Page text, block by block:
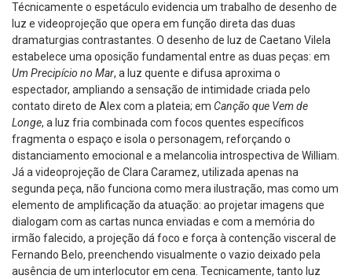
Técnicamente o espetáculo evidencia um trabalho de desenho de
luz e videoprojeção que opera em função direta das duas
dramaturgias contrastantes. O desenho de luz de Caetano Vilela
estabelece uma oposição fundamental entre as duas peças: em
Um Precipício no Mar, a luz quente e difusa aproxima o
espectador, ampliando a sensação de intimidade criada pelo
contato direto de Alex com a plateia; em Canção que Vem de
Longe, a luz fria combinada com focos quentes específicos
fragmenta o espaço e isola o personagem, reforçando o
distanciamento emocional e a melancolia introspectiva de William.
Já a videoprojeção de Clara Caramez, utilizada apenas na
segunda peça, não funciona como mera ilustração, mas como um
elemento de amplificação da atuação: ao projetar imagens que
dialogam com as cartas nunca enviadas e com a memória do
irmão falecido, a projeção dá foco e força à contenção visceral de
Fernando Belo, preenchendo visualmente o vazio deixado pela
ausência de um interlocutor em cena. Tecnicamente, tanto luz